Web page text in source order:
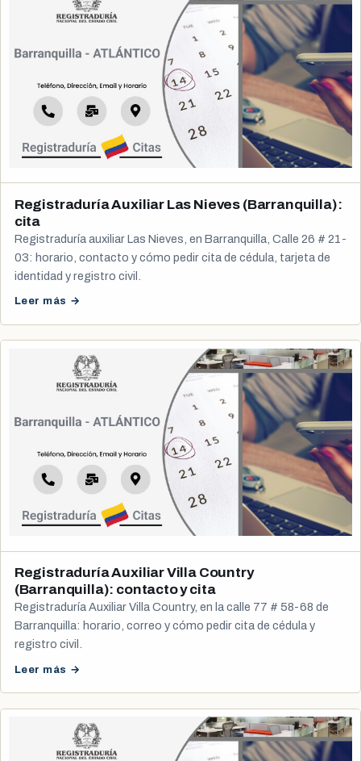
Registraduría Auxiliar Las Nieves (Barranquilla):
cita
Registraduría auxiliar Las Nieves, en Barranquilla, Calle 26 # 21-
03: horario, contacto y cómo pedir cita de cédula, tarjeta de
identidad y registro civil.
Leer más →
Registraduría Auxiliar Villa Country
(Barranquilla): contacto y cita
Registraduría Auxiliar Villa Country, en la calle 77 # 58-68 de
Barranquilla: horario, correo y cómo pedir cita de cédula y
registro civil.
Leer más →